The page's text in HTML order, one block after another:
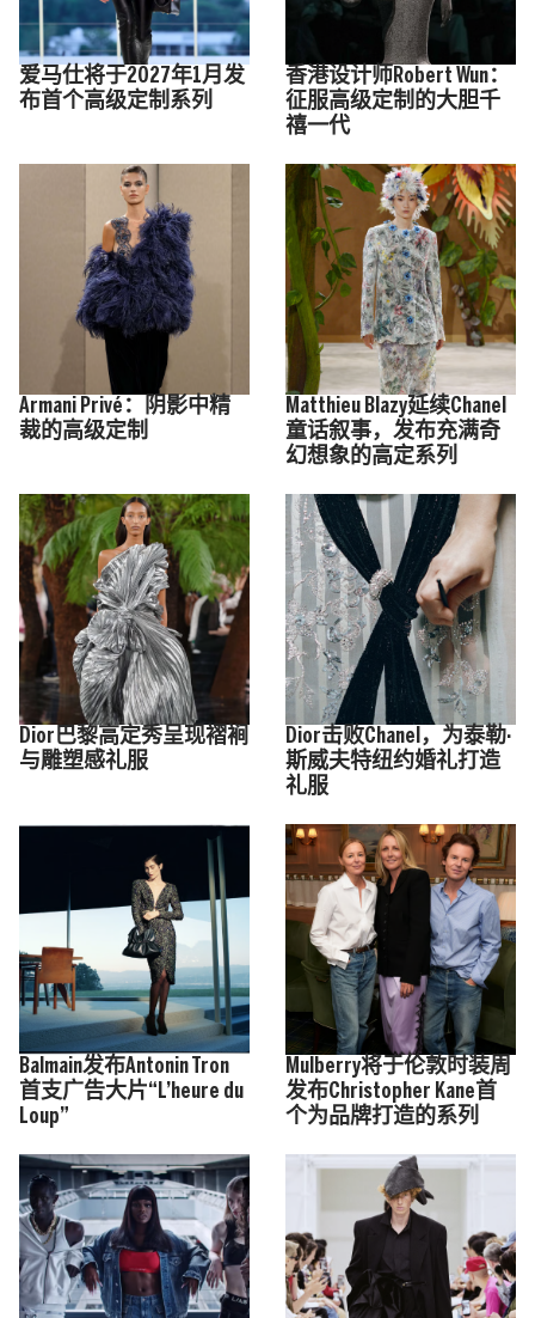
爱马仕将于2027年1月发
布首个高级定制系列
香港设计师Robert Wun：
征服高级定制的大胆千
禧一代
Armani Privé：阴影中精
裁的高级定制
Matthieu Blazy延续Chanel
童话叙事，发布充满奇
幻想象的高定系列
Dior巴黎高定秀呈现褶裥
与雕塑感礼服
Dior击败Chanel，为泰勒·
斯威夫特纽约婚礼打造
礼服
Balmain发布Antonin Tron
首支广告大片“L’heure du
Loup”
Mulberry将于伦敦时装周
发布Christopher Kane首
个为品牌打造的系列